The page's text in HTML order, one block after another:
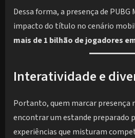
Dessa forma, a presença de PUBG
impacto do título no cenário
mais de 1 bilhão de jogadores
Interatividade e
Portanto, quem marcar presença
encontrar um estande preparado
experiências que misturam